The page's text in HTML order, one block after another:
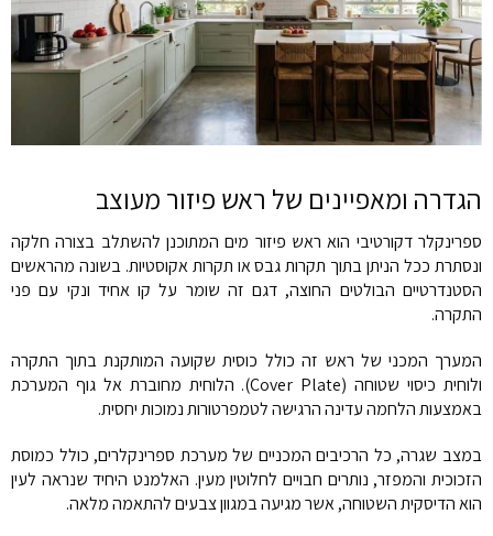
הגדרה ומאפיינים של ראש פיזור מעוצב
ספרינקלר דקורטיבי הוא ראש פיזור מים המתוכנן להשתלב בצורה חלקה
ונסתרת ככל הניתן בתוך תקרות גבס או תקרות אקוסטיות. בשונה מהראשים
הסטנדרטיים הבולטים החוצה, דגם זה שומר על קו אחיד ונקי עם פני
התקרה.
המערך המכני של ראש זה כולל כוסית שקועה המותקנת בתוך התקרה
ולוחית כיסוי שטוחה (Cover Plate). הלוחית מחוברת אל גוף המערכת
באמצעות הלחמה עדינה הרגישה לטמפרטורות נמוכות יחסית.
במצב שגרה, כל הרכיבים המכניים של מערכת ספרינקלרים, כולל כמוסת
הזכוכית והמפזר, נותרים חבויים לחלוטין מעין. האלמנט היחיד שנראה לעין
הוא הדיסקית השטוחה, אשר מגיעה במגוון צבעים להתאמה מלאה.